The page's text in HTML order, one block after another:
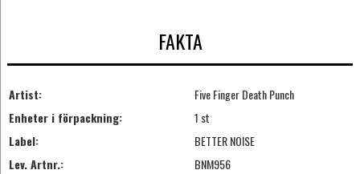
FAKTA
Artist:
Five Finger Death Punch
Enheter i förpackning:
1 st
Label:
BETTER NOISE
Lev. Artnr.:
BNM956